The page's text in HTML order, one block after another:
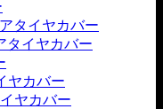
タイヤカバー
タイヤカバー
ヤカバー
ヤカバー